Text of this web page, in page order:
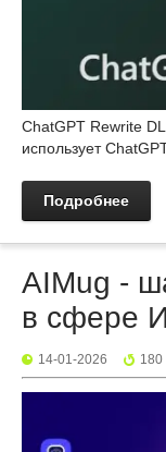
ChatGPT Rewrite
использует
Подробнее
AIMug -
в сфере
14-01-2026 180